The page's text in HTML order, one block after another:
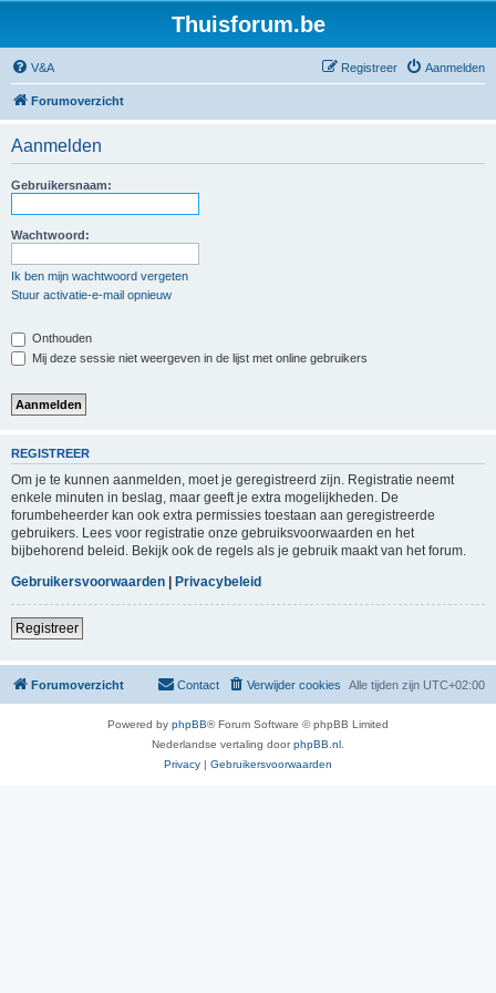
Thuisforum.be
V&A Aanmelden
Registreer
Forumoverzicht
Aanmelden
Gebruikersnaam:
Wachtwoord:
Ik ben mijn wachtwoord vergeten
Stuur activatie-e-mail opnieuw
Onthouden
Mij deze sessie niet weergeven in de lijst met online gebruikers
REGISTREER
Om je te kunnen aanmelden, moet je geregistreerd zijn. Registratie neemt
enkele minuten in beslag, maar geeft je extra mogelijkheden. De
forumbeheerder kan ook extra permissies toestaan aan geregistreerde
gebruikers. Lees voor registratie onze gebruiksvoorwaarden en het
bijbehorend beleid. Bekijk ook de regels als je gebruik maakt van het forum.
Gebruikersvoorwaarden | Privacybeleid
Registreer
Forumoverzicht Alle tijden zijn UTC+02:00
Verwijder cookies
Contact
Powered by phpBB® Forum Software © phpBB Limited
Nederlandse vertaling doorphpBB.nl
Privacy | Gebruikersvoorwaarden